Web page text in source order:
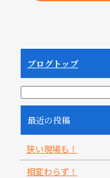
ブログトップ
最近の投稿
狭い現場も！
相変わらず！